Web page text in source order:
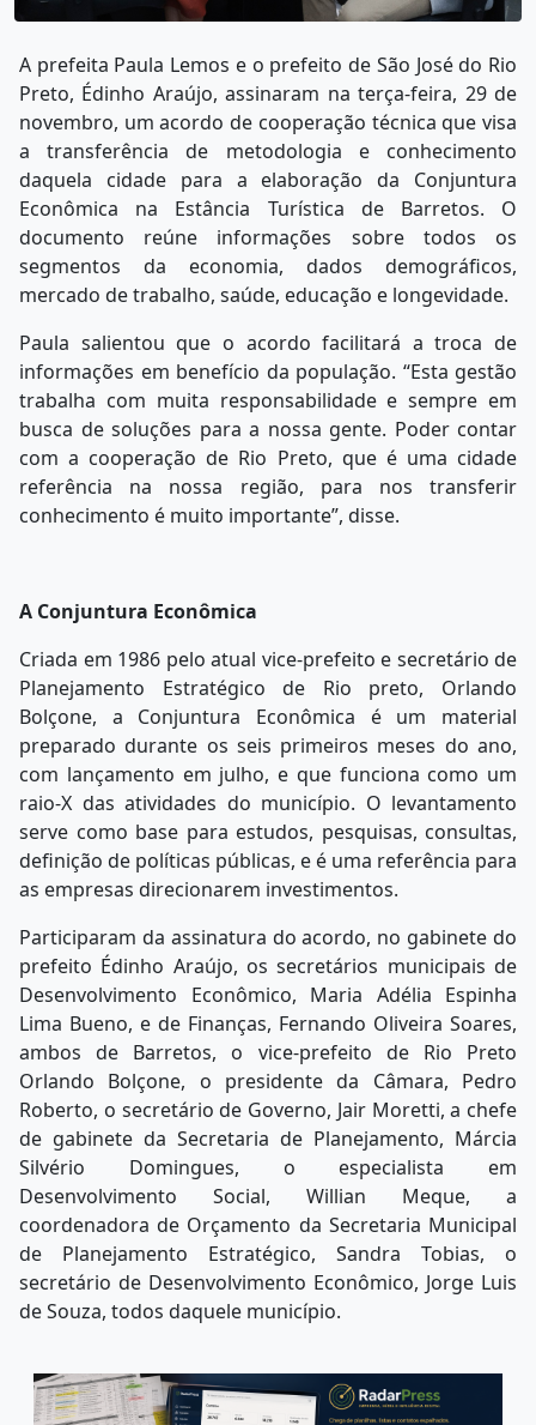
A prefeita Paula Lemos e o prefeito de São José do Rio
Preto, Édinho Araújo, assinaram na terça-feira, 29 de
novembro, um acordo de cooperação técnica que visa
a transferência de metodologia e conhecimento
daquela cidade para a elaboração da Conjuntura
Econômica na Estância Turística de Barretos. O
documento reúne informações sobre todos os
segmentos da economia, dados demográficos,
mercado de trabalho, saúde, educação e longevidade.
Paula salientou que o acordo facilitará a troca de
informações em benefício da população. “Esta gestão
trabalha com muita responsabilidade e sempre em
busca de soluções para a nossa gente. Poder contar
com a cooperação de Rio Preto, que é uma cidade
referência na nossa região, para nos transferir
conhecimento é muito importante”, disse.
A Conjuntura Econômica
Criada em 1986 pelo atual vice-prefeito e secretário de
Planejamento Estratégico de Rio preto, Orlando
Bolçone, a Conjuntura Econômica é um material
preparado durante os seis primeiros meses do ano,
com lançamento em julho, e que funciona como um
raio-X das atividades do município. O levantamento
serve como base para estudos, pesquisas, consultas,
definição de políticas públicas, e é uma referência para
as empresas direcionarem investimentos.
Participaram da assinatura do acordo, no gabinete do
prefeito Édinho Araújo, os secretários municipais de
Desenvolvimento Econômico, Maria Adélia Espinha
Lima Bueno, e de Finanças, Fernando Oliveira Soares,
ambos de Barretos, o vice-prefeito de Rio Preto
Orlando Bolçone, o presidente da Câmara, Pedro
Roberto, o secretário de Governo, Jair Moretti, a chefe
de gabinete da Secretaria de Planejamento, Márcia
Silvério Domingues, o especialista em
Desenvolvimento Social, Willian Meque, a
coordenadora de Orçamento da Secretaria Municipal
de Planejamento Estratégico, Sandra Tobias, o
secretário de Desenvolvimento Econômico, Jorge Luis
de Souza, todos daquele município.